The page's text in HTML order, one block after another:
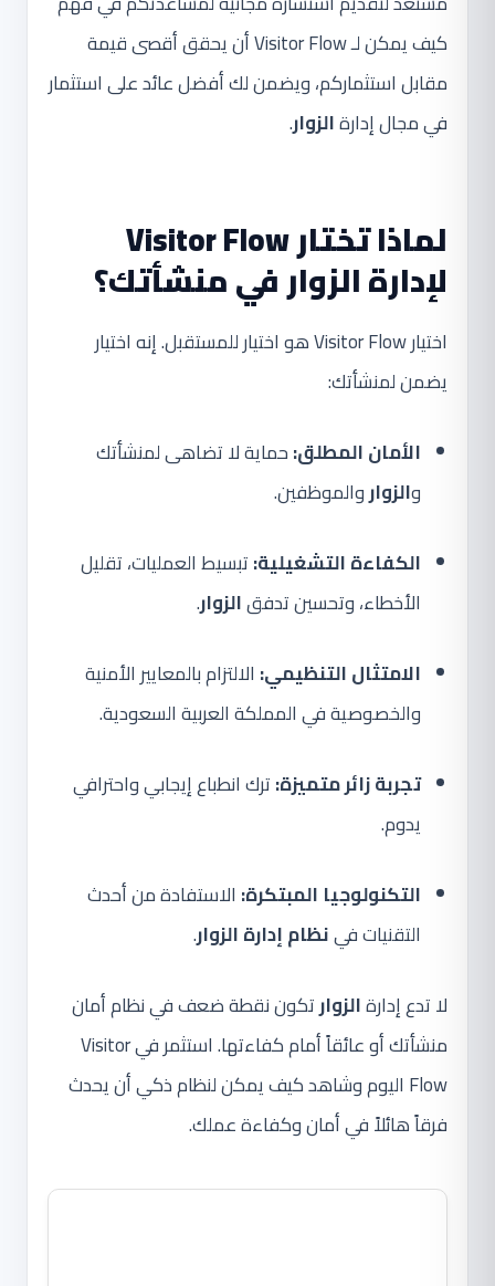
كيف يمكن لـ Visitor Flow أن يحقق أقصى قيمة
مقابل استثماركم، ويضمن لك أفضل عائد على استثمار
في مجال إدارةالزوار.
لماذا تختار Visitor Flow
لإدارة الزوار في منشأتك؟
اختيار Visitor Flow هو اختيار للمستقبل. إنه اختيار
يضمن لمنشأتك:
الأمان المطلق:حماية لا تضاهى لمنشأتك
والزواروالموظفين.
الكفاءة التشغيلية:تبسيط العمليات، تقليل
الأخطاء، وتحسين تدفقالزوار.
الامتثال التنظيمي: الالتزام بالمعايير الأمنية
والخصوصية في المملكة العربية السعودية.
تجربة زائر متميزة:ترك انطباع إيجابي واحترافي
يدوم.
التكنولوجيا المبتكرة: الاستفادة من أحدث
التقنيات فينظام إدارة الزوار.
لا تدع إدارةالزوارتكون نقطة ضعف في نظام أمان
منشأتك أو عائقاً أمام كفاءتها. استثمر في Visitor
Flow اليوم وشاهد كيف يمكن لنظام ذكي أن يحدث
فرقاً هائلاً في أمان وكفاءة عملك.